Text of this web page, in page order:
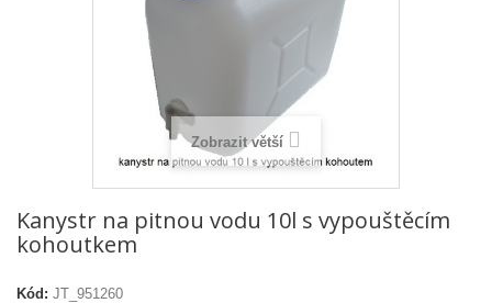
Zobrazit větší
Kanystr na pitnou vodu 10l s vypouštěcím
kohoutkem
Kód: JT_951260